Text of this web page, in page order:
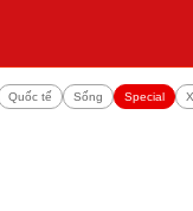
Quốc tế Sống Special